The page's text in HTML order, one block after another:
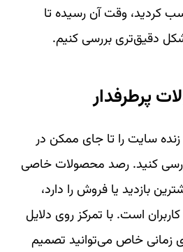
کردید، وقت آن رسیده تا
شکل دقیق‌تری بررسی کنیم.
پرطرفدار
سایت را تا جای ممکن در
کنید. رصد محصولات خاصی
بازدید یا فروش را دارد،
است. با تمرکز روی دلایل
زمانی خاص می‌توانید تصمیم